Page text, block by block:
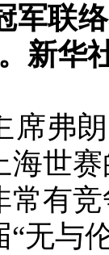
军联
新华
席弗
海世
常有
无与